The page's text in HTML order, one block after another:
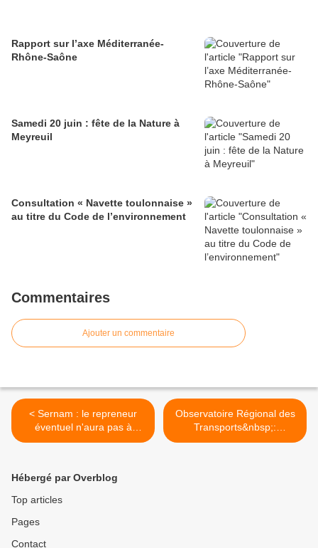
Rapport sur l’axe Méditerranée-
Rhône-Saône
Samedi 20 juin : fête de la Nature à
Meyreuil
Consultation « Navette toulonnaise »
au titre du Code de l’environnement
Commentaires
Ajouter un commentaire
< Sernam : le repreneur
éventuel n'aura pas à
rembourser les aides d'État
Observatoire Régional des
Transports&nbsp;:
présentation d'études au
Hébergé par Overblog
Top articles
Pages
Contact